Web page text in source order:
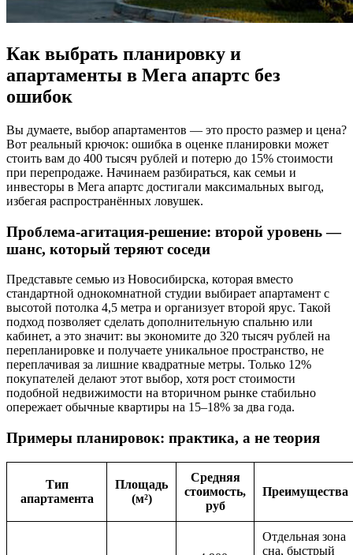
Как выбрать планировку и
апартаменты в Мега апартс без
ошибок
Вы думаете, выбор апартаментов — это просто размер и цена?
Вот реальный крючок: ошибка в оценке планировки может
стоить вам до 400 тысяч рублей и потерю до 15% стоимости
при перепродаже. Начинаем разбираться, как семьи и
инвесторы в Мега апартс достигали максимальных выгод,
избегая распространённых ловушек.
Проблема-агитация-решение: второй уровень —
шанс, который теряют соседи
Представьте семью из Новосибирска, которая вместо
стандартной однокомнатной студии выбирает апартамент с
высотой потолка 4,5 метра и организует второй ярус. Такой
подход позволяет сделать дополнительную спальню или
кабинет, а это значит: вы экономите до 320 тысяч рублей на
перепланировке и получаете уникальное пространство, не
переплачивая за лишние квадратные метры. Только 12%
покупателей делают этот выбор, хотя рост стоимости
подобной недвижимости на вторичном рынке стабильно
опережает обычные квартиры на 15–18% за два года.
Примеры планировок: практика, а не теория
Тип
апартамента
Площадь
(м²)
Средняя
стоимость,
руб
Преимущества
Отдельная зона
сна, быстрый